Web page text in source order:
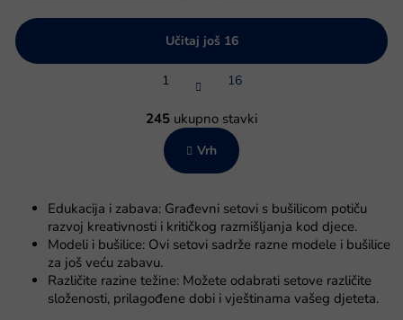
o
t
r
l
e
l
i
s
t
a
Učitaj još 16
P
a
i
n
a
i
a
1 16
245 ukupno stavki
Vrh
Edukacija i zabava: Građevni setovi s bušilicom potiču
razvoj kreativnosti i kritičkog razmišljanja kod djece.
Modeli i bušilice: Ovi setovi sadrže razne modele i bušilice
za još veću zabavu.
Različite razine težine: Možete odabrati setove različite
složenosti, prilagođene dobi i vještinama vašeg djeteta.